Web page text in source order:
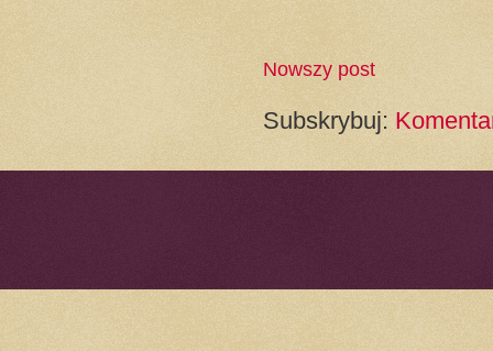
Nowszy post
Subskrybuj: